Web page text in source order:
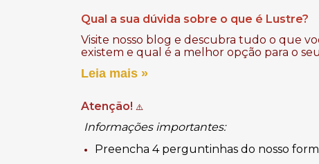
Qual a sua dúvida sobre o que é Lustre?
Visite nosso blog e descubra tudo o que
existem e qual é a melhor opção para o
Leia mais »
Atenção! ⚠️
Informações importantes:
Preencha 4 perguntinhas do nosso